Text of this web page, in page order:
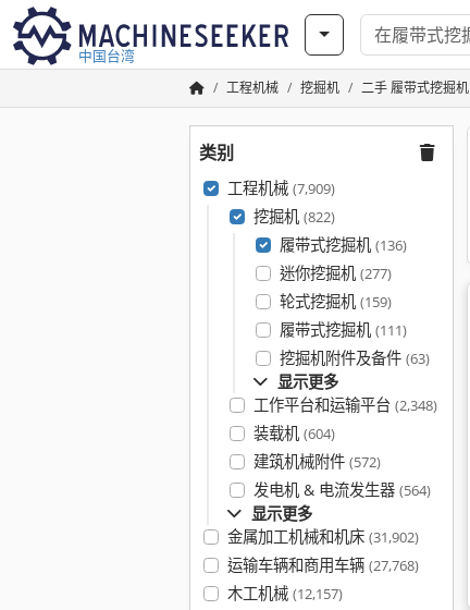
中国台湾
工程机械 挖掘机 二手 履带式挖掘机
类别
工程机械 (7,909)
挖掘机 (822)
履带式挖掘机 (136)
迷你挖掘机 (277)
轮式挖掘机 (159)
履带式挖掘机 (111)
挖掘机附件及备件 (63)
显示更多
工作平台和运输平台 (2,348)
装载机 (604)
建筑机械附件 (572)
发电机 & 电流发生器 (564)
显示更多
金属加工机械和机床 (31,902)
运输车辆和商用车辆 (27,768)
木工机械 (12,157)